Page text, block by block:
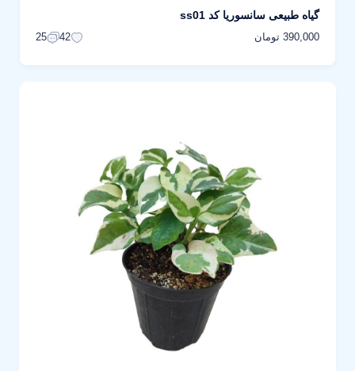
گیاه طبیعی سانسوریا کد ss01
390,000 تومان 42
25